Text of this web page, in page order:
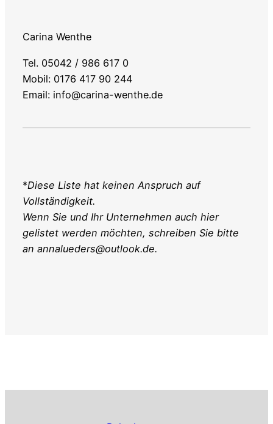
Carina Wenthe
Tel. 05042 / 986 617 0
Mobil: 0176 417 90 244
Email: info@carina-wenthe.de
*Diese Liste hat keinen Anspruch auf
Vollständigkeit.
Wenn Sie und Ihr Unternehmen auch hier
gelistet werden möchten, schreiben Sie bitte
an annalueders@outlook.de.